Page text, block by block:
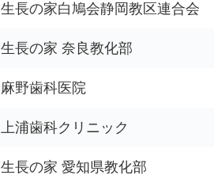
生長の家白鳩会静岡教区連合会
生長の家 奈良教化部
麻野歯科医院
上浦歯科クリニック
生長の家 愛知県教化部